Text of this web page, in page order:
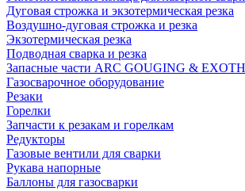
Дуговая строжка и экзотермическая резка
Воздушно-дуговая строжка и резка
Экзотермическая резка
Подводная сварка и резка
Запасные части ARC GOUGING &
Газосварочное оборудование
Резаки
Горелки
Запчасти к резакам и горелкам
Редукторы
Газовые вентили для сварки
Рукава напорные
Баллоны для газосварки